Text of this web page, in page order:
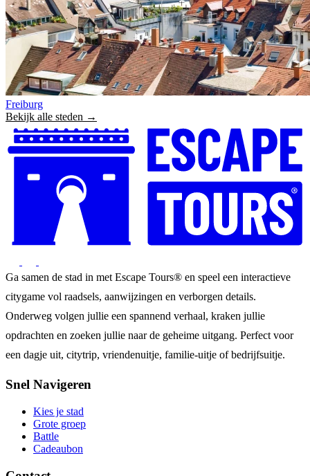
Freiburg
Bekijk alle steden →
Ga samen de stad in met Escape Tours® en speel een interactieve
citygame vol raadsels, aanwijzingen en verborgen details.
Onderweg volgen jullie een spannend verhaal, kraken jullie
opdrachten en zoeken jullie naar de geheime uitgang. Perfect voor
een dagje uit, citytrip, vriendenuitje, familie-uitje of bedrijfsuitje.
Snel Navigeren
Kies je stad
Grote groep
Battle
Cadeaubon